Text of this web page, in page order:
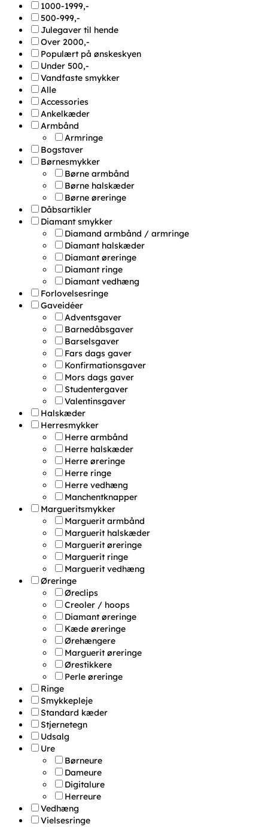
1000-1999,-
500-999,-
Julegaver til hende
Over 2000,-
Populært på ønskeskyen
Under 500,-
Vandfaste smykker
Alle
Accessories
Ankelkæder
Armbånd
Armringe
Bogstaver
Børnesmykker
Børne armbånd
Børne halskæder
Børne øreringe
Dåbsartikler
Diamant smykker
Diamand armbånd / armringe
Diamant halskæder
Diamant øreringe
Diamant ringe
Diamant vedhæng
Forlovelsesringe
Gaveidéer
Adventsgaver
Barnedåbsgaver
Barselsgaver
Fars dags gaver
Konfirmationsgaver
Mors dags gaver
Studentergaver
Valentinsgaver
Halskæder
Herresmykker
Herre armbånd
Herre halskæder
Herre øreringe
Herre ringe
Herre vedhæng
Manchentknapper
Margueritsmykker
Marguerit armbånd
Marguerit halskæder
Marguerit øreringe
Marguerit ringe
Marguerit vedhæng
Øreringe
Øreclips
Creoler / hoops
Diamant øreringe
Kæde øreringe
Ørehængere
Marguerit øreringe
Ørestikkere
Perle øreringe
Ringe
Smykkepleje
Standard kæder
Stjernetegn
Udsalg
Ure
Børneure
Dameure
Digitalure
Herreure
Vedhæng
Vielsesringe